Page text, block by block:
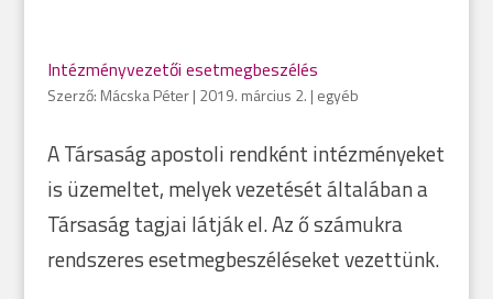
Intézményvezetői esetmegbeszélés
Szerző: Mácska Péter| 2019. március 2. | egyéb
A Társaság apostoli rendként intézményeket
is üzemeltet, melyek vezetését általában a
Társaság tagjai látják el. Az ő számukra
rendszeres esetmegbeszéléseket vezettünk.